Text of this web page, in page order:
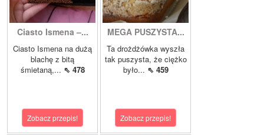
Ciasto Ismena –...
Ciasto Ismena na dużą
blachę z bitą
śmietaną,... ⇖ 478
Zobacz przepis!
MEGA PUSZYSTA...
Ta drożdżówka wyszła
tak puszysta, że ciężko
było... ⇖ 459
Zobacz przepis!